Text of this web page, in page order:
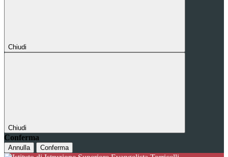
Chiudi
Chiudi
Conferma
Annulla Conferma